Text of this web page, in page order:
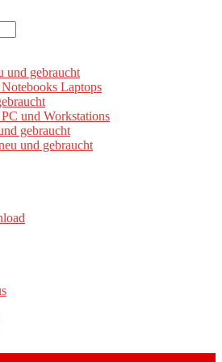
und gebraucht
Laptops
und Workstations
gebraucht
und gebraucht